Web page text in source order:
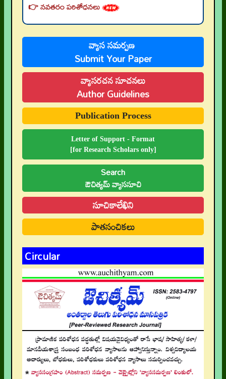
👉 Author Guidelines
👉 Submit Abstract
👉 Peer-Review Statement
👉 UGC-CARE Coverage
👉 UGC-CARE రద్దు
వ్యాస సమర్పణ
Submit Your Paper
వ్యాసరచన సూచనలు
Author Guidelines
Publication Process
Letter of Support - Format
[for Research Scholars only]
Search
ఔచిత్యమ్ వ్యాససూచి
సూచికాలేఖిని
పాతసంచికలు
Circular